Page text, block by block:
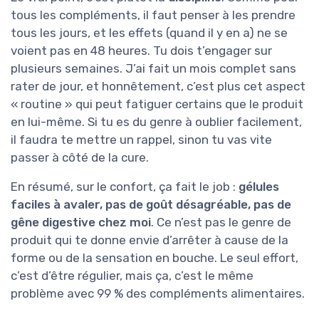
tous les compléments, il faut penser à les prendre
tous les jours, et les effets (quand il y en a) ne se
voient pas en 48 heures. Tu dois t’engager sur
plusieurs semaines. J’ai fait un mois complet sans
rater de jour, et honnêtement, c’est plus cet aspect
« routine » qui peut fatiguer certains que le produit
en lui-même. Si tu es du genre à oublier facilement,
il faudra te mettre un rappel, sinon tu vas vite
passer à côté de la cure.
En résumé, sur le confort, ça fait le job : gélules
faciles à avaler, pas de goût désagréable, pas de
gêne digestive chez moi. Ce n’est pas le genre de
produit qui te donne envie d’arrêter à cause de la
forme ou de la sensation en bouche. Le seul effort,
c’est d’être régulier, mais ça, c’est le même
problème avec 99 % des compléments alimentaires.